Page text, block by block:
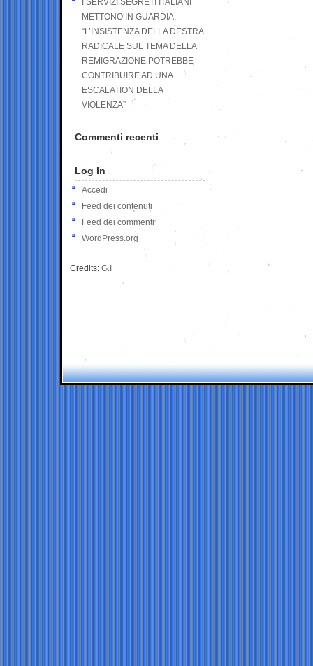
I SERVIZI SEGRETI ITALIANI
METTONO IN GUARDIA:
“L’INSISTENZA DELLA DESTRA
RADICALE SUL TEMA DELLA
REMIGRAZIONE POTREBBE
CONTRIBUIRE AD UNA
ESCALATION DELLA
VIOLENZA”
Commenti recenti
Log In
Accedi
Feed dei contenuti
Feed dei commenti
WordPress.org
Credits: G.I